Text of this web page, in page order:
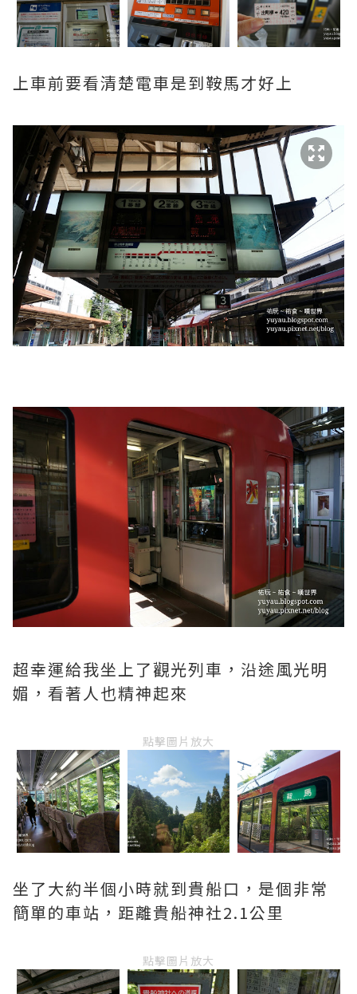
上車前要看清楚電車是到鞍馬才好上
超幸運給我坐上了觀光列車，沿途風光明
媚，看著人也精神起來
點擊圖片放大
坐了大約半個小時就到貴船口，是個非常
簡單的車站，距離貴船神社2.1公里
點擊圖片放大